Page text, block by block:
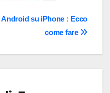
Android su iPhone : Ecco
come fare